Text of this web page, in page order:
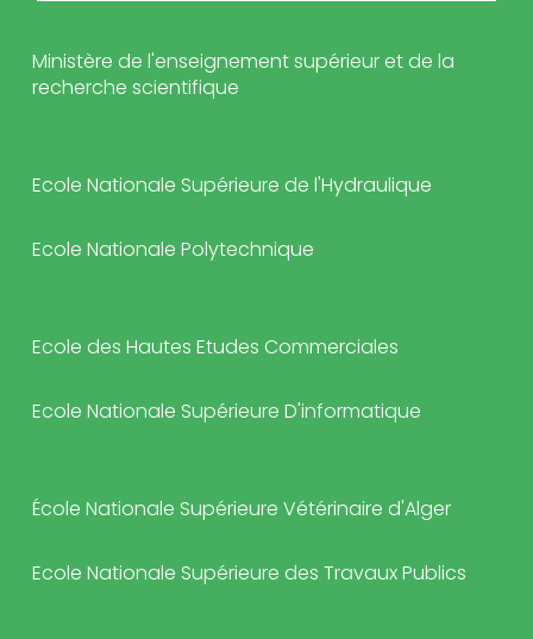
Ministère de l'enseignement supérieur et de la
recherche scientifique
Ecole Nationale Supérieure de l'Hydraulique
Ecole Nationale Polytechnique
Ecole des Hautes Etudes Commerciales
Ecole Nationale Supérieure D'informatique
École Nationale Supérieure Vétérinaire d'Alger
Ecole Nationale Supérieure des Travaux Publics